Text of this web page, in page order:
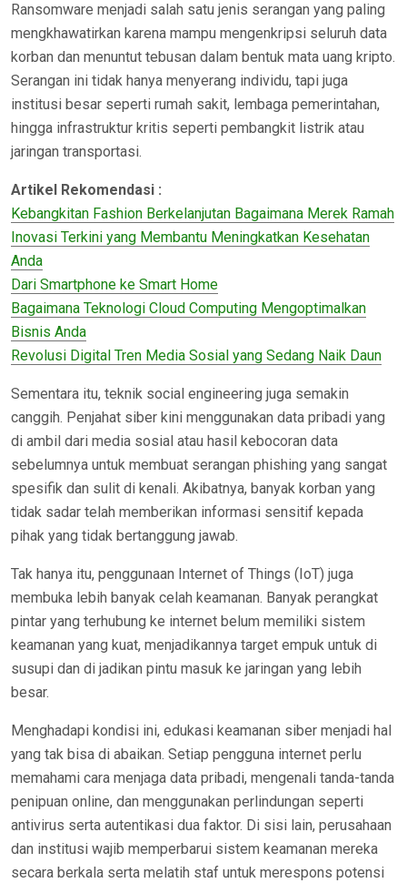
Ransomware menjadi salah satu jenis serangan yang paling
mengkhawatirkan karena mampu mengenkripsi seluruh data
korban dan menuntut tebusan dalam bentuk mata uang kripto.
Serangan ini tidak hanya menyerang individu, tapi juga
institusi besar seperti rumah sakit, lembaga pemerintahan,
hingga infrastruktur kritis seperti pembangkit listrik atau
jaringan transportasi.
Artikel Rekomendasi :
Kebangkitan Fashion Berkelanjutan Bagaimana Merek Ramah
Inovasi Terkini yang Membantu Meningkatkan Kesehatan
Anda
Dari Smartphone ke Smart Home
Bagaimana Teknologi Cloud Computing Mengoptimalkan
Bisnis Anda
Revolusi Digital Tren Media Sosial yang Sedang Naik Daun
Sementara itu, teknik social engineering juga semakin
canggih. Penjahat siber kini menggunakan data pribadi yang
di ambil dari media sosial atau hasil kebocoran data
sebelumnya untuk membuat serangan phishing yang sangat
spesifik dan sulit di kenali. Akibatnya, banyak korban yang
tidak sadar telah memberikan informasi sensitif kepada
pihak yang tidak bertanggung jawab.
Tak hanya itu, penggunaan Internet of Things (IoT) juga
membuka lebih banyak celah keamanan. Banyak perangkat
pintar yang terhubung ke internet belum memiliki sistem
keamanan yang kuat, menjadikannya target empuk untuk di
susupi dan di jadikan pintu masuk ke jaringan yang lebih
besar.
Menghadapi kondisi ini, edukasi keamanan siber menjadi hal
yang tak bisa di abaikan. Setiap pengguna internet perlu
memahami cara menjaga data pribadi, mengenali tanda-tanda
penipuan online, dan menggunakan perlindungan seperti
antivirus serta autentikasi dua faktor. Di sisi lain, perusahaan
dan institusi wajib memperbarui sistem keamanan mereka
secara berkala serta melatih staf untuk merespons potensi